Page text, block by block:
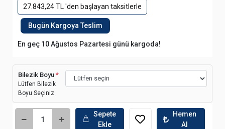
27.843,24 TL 'den başlayan taksitlerle
Bugün Kargoya Teslim
En geç 10 Ağustos Pazartesi günü kargoda!
Bilezik Boyu *
Lütfen Bilezik
Boyu Seçiniz
Sepete
Ekle
Hemen
Al